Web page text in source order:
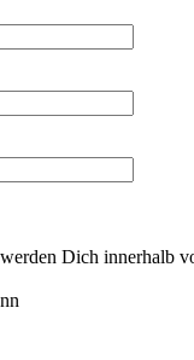
Dich innerhalb